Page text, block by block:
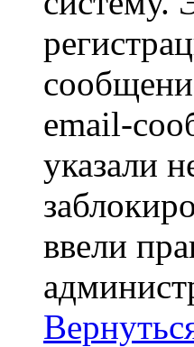
email-
указали
ввели